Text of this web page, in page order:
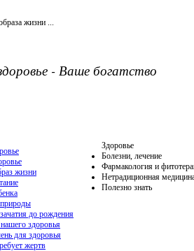
жизни ...
- Ваше богатство
Здоровье
жизни
до рождения
здоровья
для здоровья
жертв
Болезни, лечение
Фармакология и
Нетрадиционная
Полезно знать